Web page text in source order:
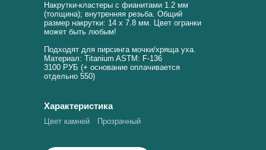
Характеристика
Накрутки-кластеры с фианитами 1.2 мм
(толщина); внутренняя резьба. Общий
размер накрутки: 14 х 7.8 мм. Цвет огранки
может быть любым!
Подходят для пирсинга мочки/хряща уха.
Материал: Titanium ASTM: F-136
3100 РУБ (+ основание оплачивается
отдельно 550)
Прозрачный
Цвет камней